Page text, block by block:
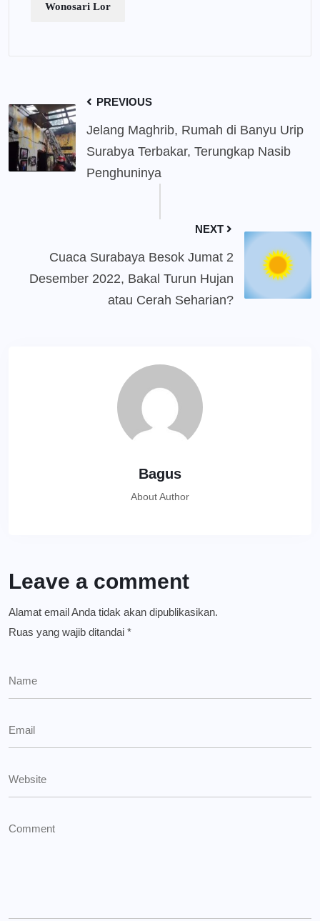
Wonosari Lor
PREVIOUS
Jelang Maghrib, Rumah di Banyu Urip
Surabya Terbakar, Terungkap Nasib
Penghuninya
NEXT
Cuaca Surabaya Besok Jumat 2
Desember 2022, Bakal Turun Hujan
atau Cerah Seharian?
Bagus
About Author
Leave a comment
Alamat email Anda tidak akan dipublikasikan.
Ruas yang wajib ditandai *